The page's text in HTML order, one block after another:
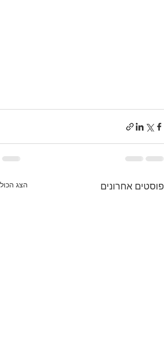
פוסטים אחרונים הצג הכול